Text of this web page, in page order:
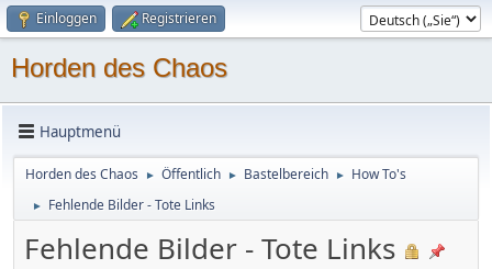
Einloggen Registrieren
Horden des Chaos
Hauptmenü
Horden des Chaos ► Öffentlich ► Bastelbereich ► How To's
► Fehlende Bilder - Tote Links
Fehlende Bilder - Tote Links